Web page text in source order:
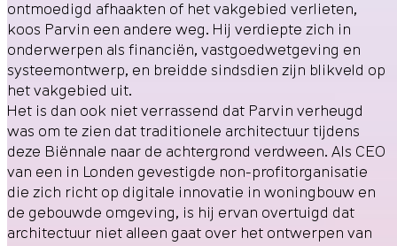
ontmoedigd afhaakten of het vakgebied verlieten,
koos Parvin een andere weg. Hij verdiepte zich in
onderwerpen als financiën, vastgoedwetgeving en
systeemontwerp, en breidde sindsdien zijn blikveld op
het vakgebied uit.
Het is dan ook niet verrassend dat Parvin verheugd
was om te zien dat traditionele architectuur tijdens
deze Biënnale naar de achtergrond verdween. Als CEO
van een in Londen gevestigde non-profitorganisatie
die zich richt op digitale innovatie in woningbouw en
de gebouwde omgeving, is hij ervan overtuigd dat
architectuur niet alleen gaat over het ontwerpen van